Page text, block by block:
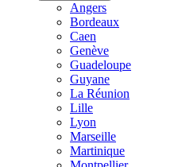
Angers
Bordeaux
Caen
Genève
Guadeloupe
Guyane
La Réunion
Lille
Lyon
Marseille
Martinique